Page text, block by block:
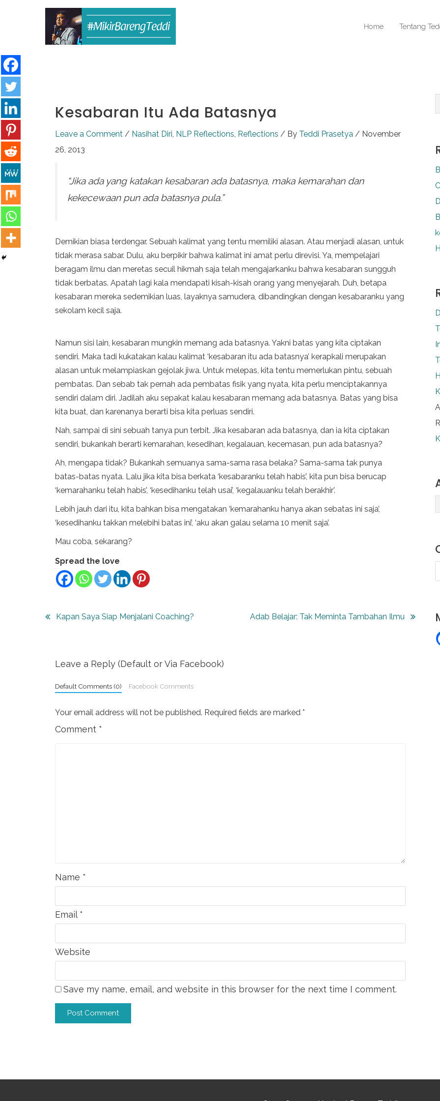
Home Tentang
Kesabaran Itu Ada Batasnya
Leave a Comment / Nasihat Diri, NLP Reflections, Reflections / By Teddi Prasetya / November
26, 2013
“Jika ada yang katakan kesabaran ada batasnya, maka kemarahan dan
kekecewaan pun ada batasnya pula.”
Demikian biasa terdengar. Sebuah kalimat yang tentu memiliki alasan. Atau menjadi alasan, untuk
tidak merasa sabar. Dulu, aku berpikir bahwa kalimat ini amat perlu direvisi. Ya, mempelajari
beragam ilmu dan meretas secuil hikmah saja telah mengajarkanku bahwa kesabaran sungguh
tidak berbatas. Apatah lagi kala mendapati kisah-kisah orang yang menyejarah. Duh, betapa
kesabaran mereka sedemikian luas, layaknya samudera, dibandingkan dengan kesabaranku yang
sekolam kecil saja.
Namun sisi lain, kesabaran mungkin memang ada batasnya. Yakni batas yang kita ciptakan
sendiri. Maka tadi kukatakan kalau kalimat ‘kesabaran itu ada batasnya’ kerapkali merupakan
alasan untuk melampiaskan gejolak jiwa. Untuk melepas, kita tentu memerlukan pintu, sebuah
pembatas. Dan sebab tak pernah ada pembatas fisik yang nyata, kita perlu menciptakannya
sendiri dalam diri. Jadilah aku sepakat kalau kesabaran memang ada batasnya. Batas yang bisa
kita buat, dan karenanya berarti bisa kita perluas sendiri.
Nah, sampai di sini sebuah tanya pun terbit. Jika kesabaran ada batasnya, dan ia kita ciptakan
sendiri, bukankah berarti kemarahan, kesedihan, kegalauan, kecemasan, pun ada batasnya?
Ah, mengapa tidak? Bukankah semuanya sama-sama rasa belaka? Sama-sama tak punya
batas-batas nyata. Lalu jika kita bisa berkata ‘kesabaranku telah habis’, kita pun bisa berucap
‘kemarahanku telah habis’, ‘kesedihanku telah usai’, ‘kegalauanku telah berakhir’.
Lebih jauh dari itu, kita bahkan bisa mengatakan ‘kemarahanku hanya akan sebatas ini saja’,
‘kesedihanku takkan melebihi batas ini’, ‘aku akan galau selama 10 menit saja’.
Mau coba, sekarang?
Spread the love
Post
Kapan Saya Siap Menjalani Coaching? Adab Belajar: Tak Meminta Tambahan Ilmu
Leave a Reply (Default or Via Facebook)
Default Comments (0) Facebook Comments
Your email address will not be published. Required fields are marked *
Comment *
Name *
Email *
Website
Save my name, email, and website in this browser for the next time I comment.
e
g